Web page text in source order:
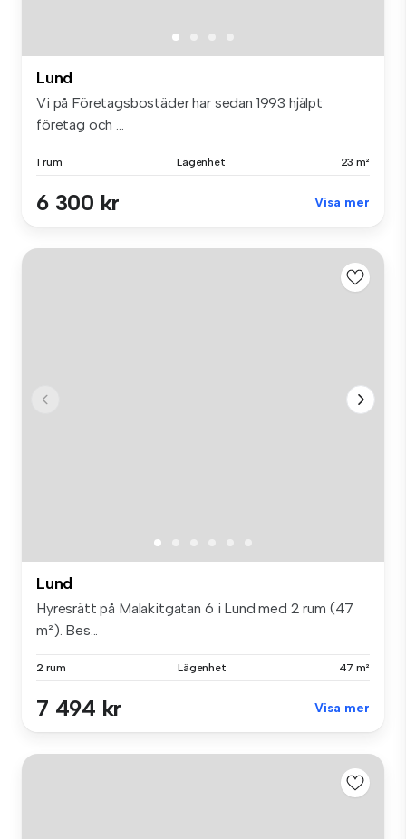
Lund
Vi på Företagsbostäder har sedan 1993 hjälpt
företag och ...
1 rum Lägenhet 23 m²
6 300 kr Visa mer
Lund
Hyresrätt på Malakitgatan 6 i Lund med 2 rum (47
m²). Bes...
2 rum Lägenhet 47 m²
7 494 kr Visa mer